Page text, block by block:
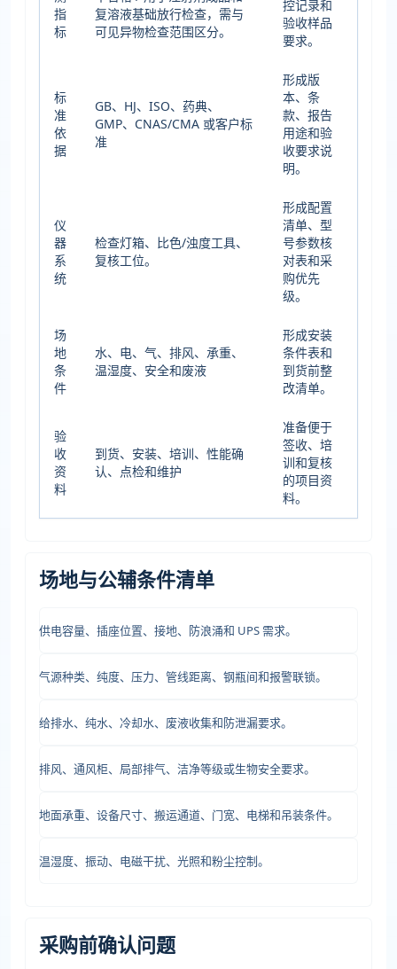
指
标
复溶液基础放行检查，需与
可见异物检查范围区分。
控记录和
验收样品
要求。
标
准
依
据
GB、HJ、ISO、药典、
GMP、CNAS/CMA 或客户标
准
形成版
本、条
款、报告
用途和验
收要求说
明。
仪
器
系
统
检查灯箱、比色/浊度工具、
复核工位。
形成配置
清单、型
号参数核
对表和采
购优先
级。
场
地
条
件
水、电、气、排风、承重、
温湿度、安全和废液
形成安装
条件表和
到货前整
改清单。
验
收
资
料
到货、安装、培训、性能确
认、点检和维护
准备便于
签收、培
训和复核
的项目资
料。
场地与公辅条件清单
供电容量、插座位置、接地、防浪涌和 UPS 需求。
气源种类、纯度、压力、管线距离、钢瓶间和报警联锁。
给排水、纯水、冷却水、废液收集和防泄漏要求。
排风、通风柜、局部排气、洁净等级或生物安全要求。
地面承重、设备尺寸、搬运通道、门宽、电梯和吊装条件。
温湿度、振动、电磁干扰、光照和粉尘控制。
采购前确认问题